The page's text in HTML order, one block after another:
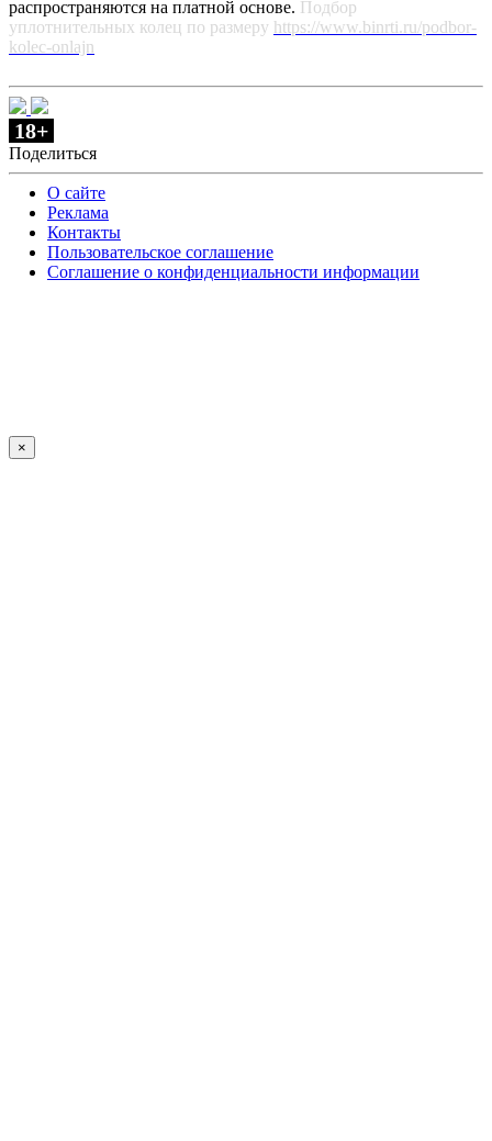
распространяются на платной основе. Подбор
уплотнительных колец по размеру https://www.binrti.ru/podbor-
kolec-onlajn
18+
Поделиться
О сайте
Реклама
Контакты
Пользовательское соглашение
Соглашение о конфиденциальности информации
×